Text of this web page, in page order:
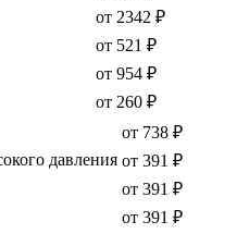
от 2342 ₽
от 521 ₽
от 954 ₽
от 260 ₽
от 738 ₽
давления от 391 ₽
от 391 ₽
от 391 ₽